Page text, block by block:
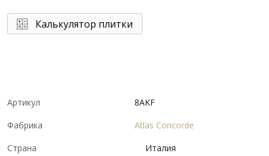
Калькулятор плитки
Артикул
8AKF
Фабрика
Atlas Concorde
Страна
Италия